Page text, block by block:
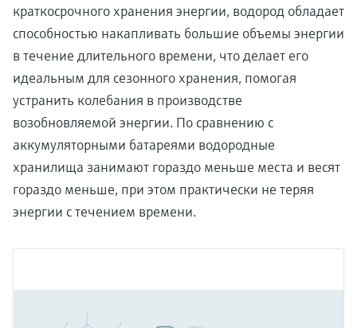
краткосрочного хранения энергии, водород обладает
способностью накапливать большие объемы энергии
в течение длительного времени, что делает его
идеальным для сезонного хранения, помогая
устранить колебания в производстве
возобновляемой энергии. По сравнению с
аккумуляторными батареями водородные
хранилища занимают гораздо меньше места и весят
гораздо меньше, при этом практически не теряя
энергии с течением времени.